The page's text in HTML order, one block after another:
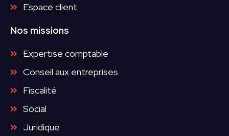
Espace client
Nos missions
Expertise comptable
Conseil aux entreprises
Fiscalité
Social
Juridique